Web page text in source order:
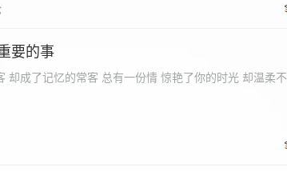
也就是原文件所在的路径 $zip-
缩包 //遍历文件 foreach($fileList as
* @param $path 文件夹路径 * @param $zip zip 对象 */
要的事
却成了记忆的常客 总有一份情 惊艳了你的时光 却温柔